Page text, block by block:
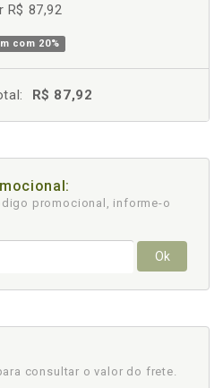
R$ 87,92
com 20%
R$ 87,92
promocional, informe-o
Ok
consultar o valor do frete.